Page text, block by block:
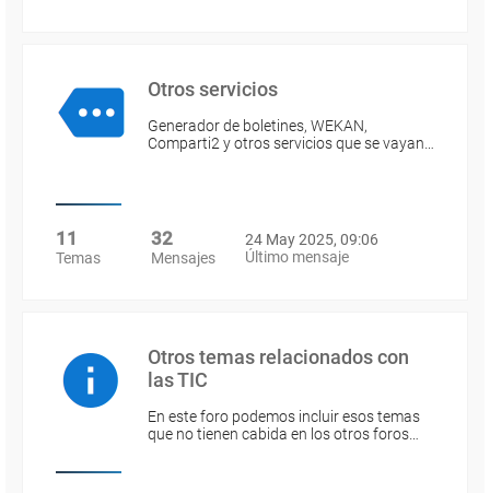
Otros servicios
Generador de boletines, WEKAN,
Comparti2 y otros servicios que se vayan…
11
Temas
32
Mensajes
24 May 2025, 09:06
Último mensaje
Otros temas relacionados con
las TIC
En este foro podemos incluir esos temas
que no tienen cabida en los otros foros…